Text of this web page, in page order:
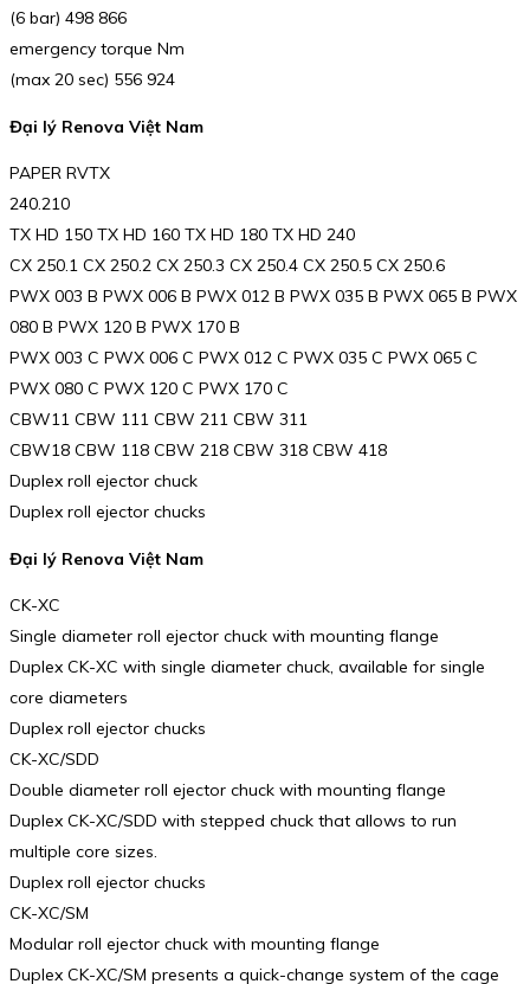
(6 bar) 498 866
emergency torque Nm
(max 20 sec) 556 924
Đại lý Renova Việt Nam
PAPER RVTX
240.210
TX HD 150 TX HD 160 TX HD 180 TX HD 240
CX 250.1 CX 250.2 CX 250.3 CX 250.4 CX 250.5 CX 250.6
PWX 003 B PWX 006 B PWX 012 B PWX 035 B PWX 065 B PWX
080 B PWX 120 B PWX 170 B
PWX 003 C PWX 006 C PWX 012 C PWX 035 C PWX 065 C
PWX 080 C PWX 120 C PWX 170 C
CBW11 CBW 111 CBW 211 CBW 311
CBW18 CBW 118 CBW 218 CBW 318 CBW 418
Duplex roll ejector chuck
Duplex roll ejector chucks
Đại lý Renova Việt Nam
CK-XC
Single diameter roll ejector chuck with mounting flange
Duplex CK-XC with single diameter chuck, available for single
core diameters
Duplex roll ejector chucks
CK-XC/SDD
Double diameter roll ejector chuck with mounting flange
Duplex CK-XC/SDD with stepped chuck that allows to run
multiple core sizes.
Duplex roll ejector chucks
CK-XC/SM
Modular roll ejector chuck with mounting flange
Duplex CK-XC/SM presents a quick-change system of the cage